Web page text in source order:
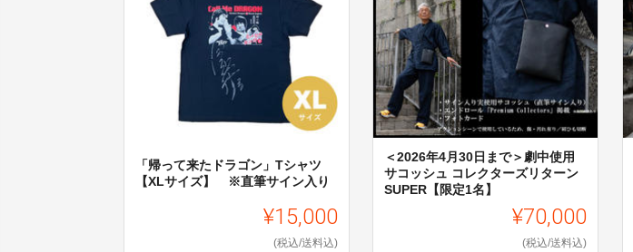
「帰って来たドラゴン」Tシャツ
【XLサイズ】 ※直筆サイン入り
¥15,000
(税込/送料込)
＜2026年4月30日まで＞劇中使用
サコッシュ コレクターズリターン
SUPER【限定1名】
¥70,000
(税込/送料込)